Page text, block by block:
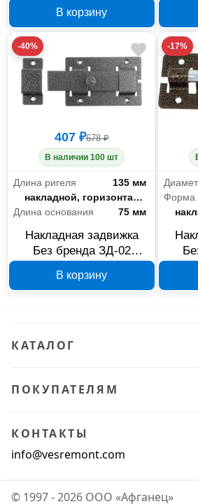
Всё для сада
Садовый инструмент и
Хозяйственные постройки
Средства индивидуальной
Клининговое оборудование
Офис и дом
Мебель
В корзину
-40%
407 ₽678 ₽
В наличии 100 шт
Длина ригеля
135 мм
Тип установки
накладной, горизонтального расположения
Длина основания
75 мм
Накладная задвижка
Без бренда ЗД-02
В корзину
-17%
Форма
Тип
КАТАЛОГ
ПОКУПАТЕЛЯМ
КОНТАКТЫ
info@vesremont.com
© 1997 - 2026 ООО «Афганец»